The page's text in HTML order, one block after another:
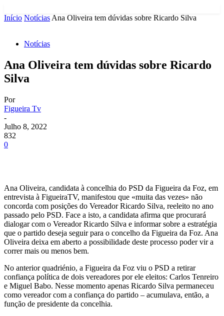
Início Notícias Ana Oliveira tem dúvidas sobre Ricardo Silva
Notícias
Ana Oliveira tem dúvidas sobre Ricardo
Silva
Por
Figueira Tv
-
Julho 8, 2022
832
0
Ana Oliveira, candidata à concelhia do PSD da Figueira da Foz, em
entrevista à FigueiraTV, manifestou que «muita das vezes» não
concorda com posições do Vereador Ricardo Silva, reeleito no ano
passado pelo PSD. Face a isto, a candidata afirma que procurará
dialogar com o Vereador Ricardo Silva e informar sobre a estratégia
que o partido deseja seguir para o concelho da Figueira da Foz. Ana
Oliveira deixa em aberto a possibilidade deste processo poder vir a
correr mais ou menos bem.
No anterior quadriénio, a Figueira da Foz viu o PSD a retirar
confiança política de dois vereadores por ele eleitos: Carlos Tenreiro
e Miguel Babo. Nesse momento apenas Ricardo Silva permaneceu
como vereador com a confiança do partido – acumulava, então, a
função de presidente da concelhia.